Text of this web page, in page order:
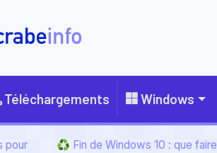
Téléchargements Windows
pour
♻️ Fin de Windows 10 : que faire